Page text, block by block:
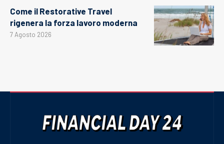
Come il Restorative Travel
rigenera la forza lavoro moderna
7 Agosto 2026